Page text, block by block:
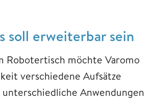
soll erweiterbar sein
Robotertisch möchte Varomo
verschiedene Aufsätze
Anwendungen